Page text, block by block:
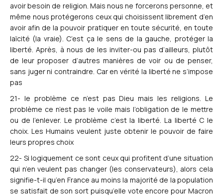
avoir besoin de religion. Mais nous ne forcerons personne, et
même nous protégerons ceux qui choisissent librement d’en
avoir afin de la pouvoir pratiquer en toute sécurité, en toute
laïcité (la vraie). C’est ça le sens de la gauche, protéger la
liberté. Après, à nous de les inviter-ou pas d’ailleurs, plutôt
de leur proposer d’autres manières de voir ou de penser,
sans juger ni contraindre. Car en vérité la liberté ne s’impose
pas
21- le problème ce n’est pas Dieu mais les religions. Le
problème ce n’est pas le voile mais l’obligation de le mettre
ou de l’enlever. Le problème c’est la liberté. La liberté C le
choix. Les Humains veulent juste obtenir le pouvoir de faire
leurs propres choix
22- Si logiquement ce sont ceux qui profitent d’une situation
qui n’en veulent pas changer (les conservateurs), alors cela
signifie-t-il qu’en France au moins la majorité de la population
se satisfait de son sort puisqu’elle vote encore pour Macron